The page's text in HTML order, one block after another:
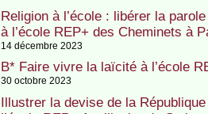
Religion à l’école : libérer la
à l’école REP+ des Cheminets à
14 décembre 2023
B* Faire vivre la laïcité à l’école
30 octobre 2023
Illustrer la devise de la